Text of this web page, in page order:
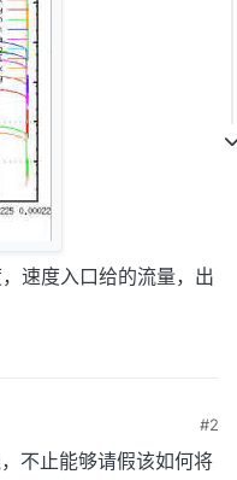
速度入口给的流量，出
#2
不止能够请假该如何将